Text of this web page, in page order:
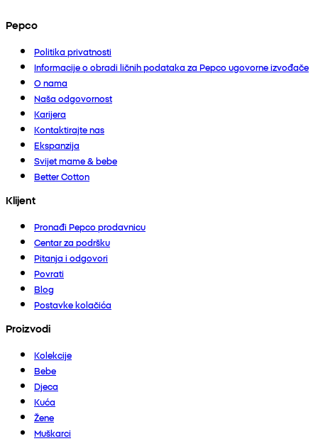
Pepco
Politika privatnosti
Informacije o obradi ličnih podataka za Pepco ugovorne izvođače
O nama
Naša odgovornost
Karijera
Kontaktirajte nas
Ekspanzija
Svijet mame & bebe
Better Cotton
Klijent
Pronađi Pepco prodavnicu
Centar za podršku
Pitanja i odgovori
Povrati
Blog
Postavke kolačića
Proizvodi
Kolekcije
Bebe
Djeca
Kuća
Žene
Muškarci